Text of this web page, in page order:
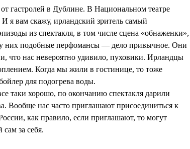
гастролей в Дублине. В Национальном театре
я вам скажу, ирландский зритель самый
из спектакля, в том числе сцена «обнаженки»,
них подобные перфомансы — дело привычное. Они
что нас невероятно удивило, пуховики. Ирландцы
Когда мы жили в гостинице, то тоже
для подогрева воды.
таки хорошо, по окончанию спектакля дарили
Вообще нас часто приглашают присоединиться к
как правило, если приглашают, то могут
за себя.